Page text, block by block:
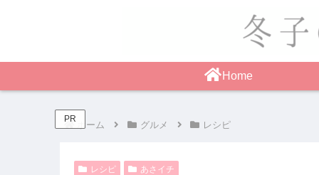
Home
PR
ホーム グルメ レシピ
レシピ あさイチ